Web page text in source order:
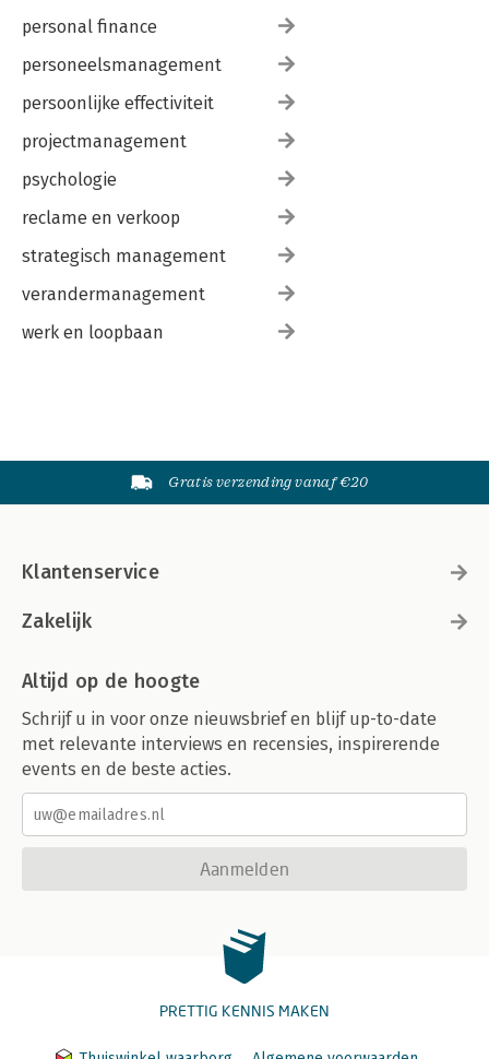
personal finance
personeelsmanagement
persoonlijke effectiviteit
projectmanagement
psychologie
reclame en verkoop
strategisch management
verandermanagement
werk en loopbaan
Gratis verzending vanaf €20
Klantenservice
Zakelijk
Altijd op de hoogte
Schrijf u in voor onze nieuwsbrief en blijf up-to-date
met relevante interviews en recensies, inspirerende
events en de beste acties.
Aanmelden
PRETTIG KENNIS MAKEN